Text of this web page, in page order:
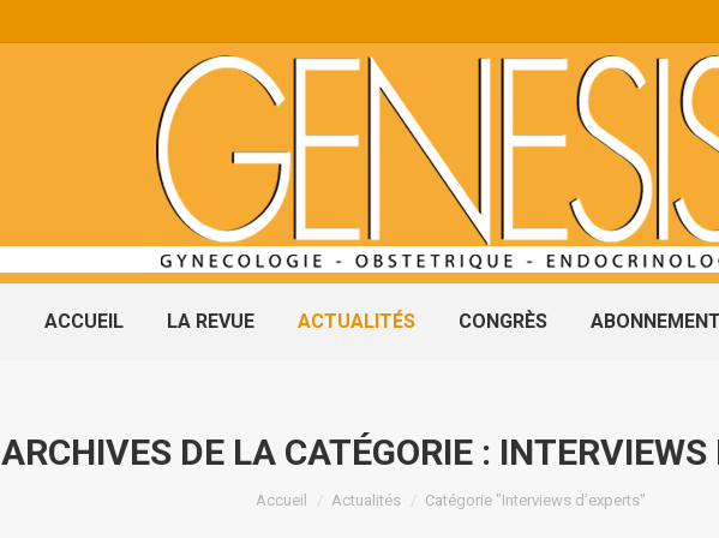
ACCUEIL LA REVUE ACTUALITÉS CONGRÈS ABONNEMENT
ARCHIVES DE LA CATÉGORIE : INTERVIEWS
Vous êtes ici :
Accueil Actualités Catégorie "Interviews d’experts"